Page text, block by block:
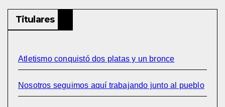
Titulares
Atletismo conquistó dos platas y un bronce
Nosotros seguimos aquí trabajando junto al pueblo